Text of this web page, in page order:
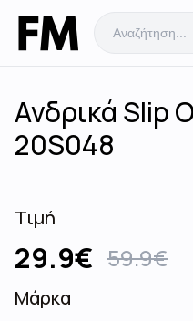
Ανδρικά Slip
20S048
Τιμή
29.9€ 59.9€
Μάρκα